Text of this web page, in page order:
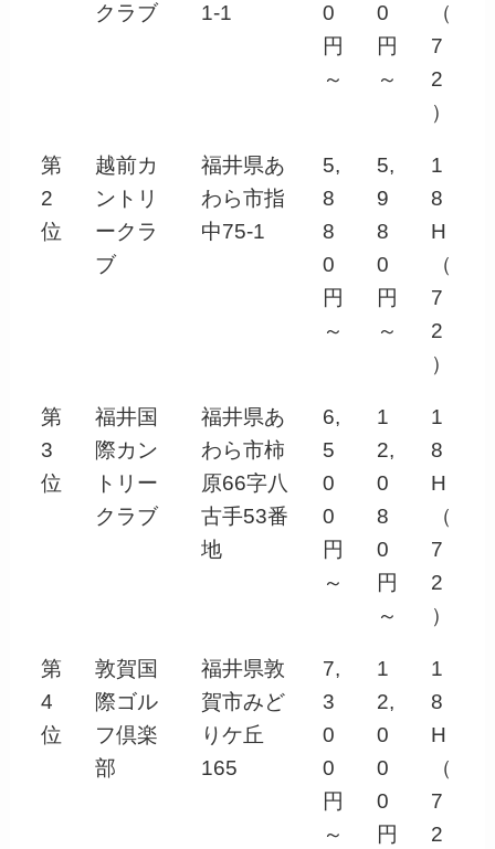
クラブ
1-1
0
円
～
0
円
～
（
7
2
）
第
2
位
越前カ
ントリ
ークラ
ブ
福井県あ
わら市指
中75-1
5,
8
8
0
円
～
5,
9
8
0
円
～
1
8
H
（
7
2
）
第
3
位
福井国
際カン
トリー
クラブ
福井県あ
わら市柿
原66字八
古手53番
地
6,
5
0
0
円
～
1
2,
0
8
0
円
～
1
8
H
（
7
2
）
第
4
位
敦賀国
際ゴル
フ倶楽
部
福井県敦
賀市みど
りケ丘
165
7,
3
0
0
円
～
1
2,
0
0
0
円
1
8
H
（
7
2